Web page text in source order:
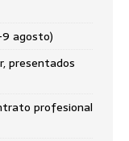
9 agosto)
presentados
profesional